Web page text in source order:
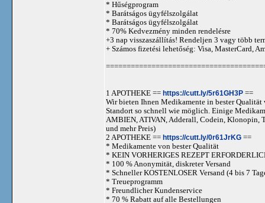
* Hűségprogram
* Barátságos ügyfélszolgálat
* Barátságos ügyfélszolgálat
* 70% Kedvezmény minden rendelésre
+3 nap visszaszállítás! Rendeljen 3 vagy több
+ Számos fizetési lehetőség: Visa, MasterCard,
1 APOTHEKE == https://cutt.ly/5r61GH3P ==
Wir bieten Ihnen Medikamente in bester
Standort so schnell wie möglich. Einige
AMBIEN, ATIVAN, Adderall, Codein, Klonopin,
und mehr Preis)
2 APOTHEKE == https://cutt.ly/0r61JrKG ==
* Medikamente von bester Qualität
* KEIN VORHERIGES REZEPT
* 100 % Anonymität, diskreter Versand
* Schneller KOSTENLOSER Versand (4 bis 7
* Treueprogramm
* Freundlicher Kundenservice
* 70 % Rabatt auf alle Bestellungen